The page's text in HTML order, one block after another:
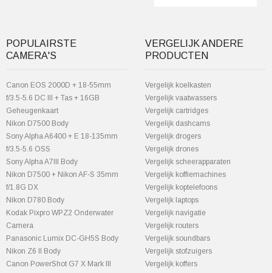
POPULAIRSTE
CAMERA'S
Canon EOS 2000D + 18-55mm
f/3.5-5.6 DC III + Tas + 16GB
Geheugenkaart
Nikon D7500 Body
Sony Alpha A6400 + E 18-135mm
f/3.5-5.6 OSS
Sony Alpha A7III Body
Nikon D7500 + Nikon AF-S 35mm
f/1.8G DX
Nikon D780 Body
Kodak Pixpro WPZ2 Onderwater
Camera
Panasonic Lumix DC-GH5S Body
Nikon Z6 II Body
Canon PowerShot G7 X Mark III
VERGELIJK ANDERE
PRODUCTEN
Vergelijk koelkasten
Vergelijk vaatwassers
Vergelijk cartridges
Vergelijk dashcams
Vergelijk drogers
Vergelijk drones
Vergelijk scheerapparaten
Vergelijk koffiemachines
Vergelijk koptelefoons
Vergelijk laptops
Vergelijk navigatie
Vergelijk routers
Vergelijk soundbars
Vergelijk stofzuigers
Vergelijk koffers